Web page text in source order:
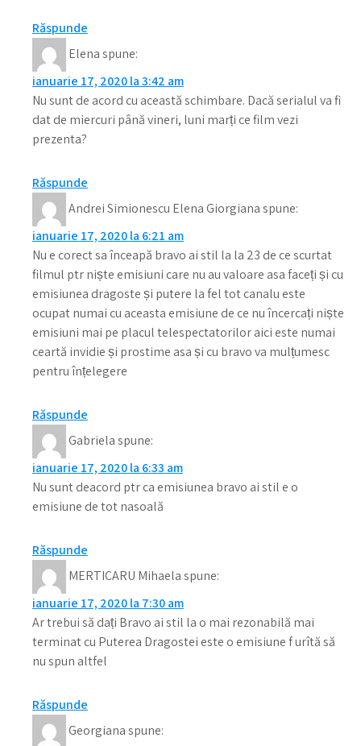
Răspunde
Elenaspune:
ianuarie 17, 2020 la 3:42 am
Nu sunt de acord cu această schimbare. Dacă serialul va fi
dat de miercuri până vineri, luni marți ce film vezi
prezenta?
Răspunde
Andrei Simionescu Elena Giorgianaspune:
ianuarie 17, 2020 la 6:21 am
Nu e corect sa înceapă bravo ai stil la la 23 de ce scurtat
filmul ptr niște emisiuni care nu au valoare asa faceți și cu
emisiunea dragoste și putere la fel tot canalu este
ocupat numai cu aceasta emisiune de ce nu încercați niște
emisiuni mai pe placul telespectatorilor aici este numai
ceartă invidie și prostime asa și cu bravo va mulțumesc
pentru înțelegere
Răspunde
Gabrielaspune:
ianuarie 17, 2020 la 6:33 am
Nu sunt deacord ptr ca emisiunea bravo ai stil e o
emisiune de tot nasoală
Răspunde
MERTICARU Mihaelaspune:
ianuarie 17, 2020 la 7:30 am
Ar trebui să dați Bravo ai stil la o mai rezonabilă mai
terminat cu Puterea Dragostei este o emisiune f urîtă să
nu spun altfel
Răspunde
Georgianaspune: